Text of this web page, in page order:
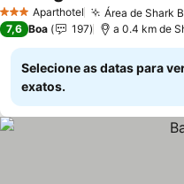
3 EstrelasAparthotel Área de Shark
7,6 Boa 197 a 0.4 km de
Selecione as datas para
exatos.